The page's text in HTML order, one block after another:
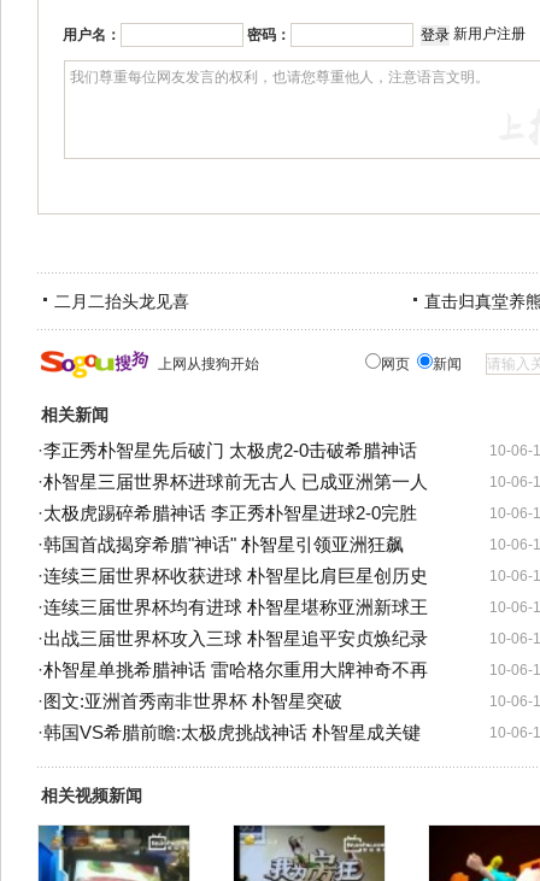
用户名： 密码： 新用户注册
二月二抬头龙见喜 直击归真堂养
上网从搜狗开始 网页 新闻
相关新闻
10-06-
·李正秀朴智星先后破门 太极虎2-0击破希腊神话
10-06-
·朴智星三届世界杯进球前无古人 已成亚洲第一人
10-06-
·太极虎踢碎希腊神话 李正秀朴智星进球2-0完胜
10-06-
·韩国首战揭穿希腊"神话" 朴智星引领亚洲狂飙
10-06-
·连续三届世界杯收获进球 朴智星比肩巨星创历史
10-06-
·连续三届世界杯均有进球 朴智星堪称亚洲新球王
10-06-
·出战三届世界杯攻入三球 朴智星追平安贞焕纪录
10-06-
·朴智星单挑希腊神话 雷哈格尔重用大牌神奇不再
10-06-
· 图文:亚洲首秀南非世界杯 朴智星突破
10-06-
·韩国VS希腊前瞻:太极虎挑战神话 朴智星成关键
相关视频新闻